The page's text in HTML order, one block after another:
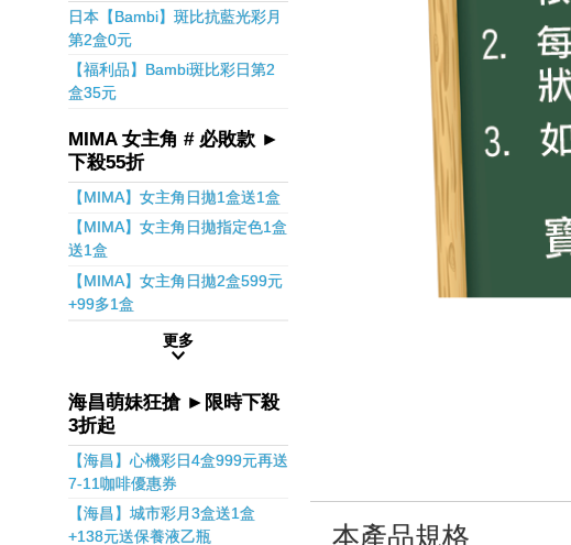
日本【Bambi】斑比抗藍光彩月
第2盒0元
【福利品】Bambi斑比彩日第2
盒35元
MIMA 女主角 # 必敗款 ►
下殺55折
【MIMA】女主角日拋1盒送1盒
【MIMA】女主角日拋指定色1盒
送1盒
【MIMA】女主角日拋2盒599元
+99多1盒
更多
海昌萌妹狂搶 ►限時下殺
3折起
【海昌】心機彩日4盒999元再送
7-11咖啡優惠券
【海昌】城市彩月3盒送1盒
+138元送保養液乙瓶
本產品規格